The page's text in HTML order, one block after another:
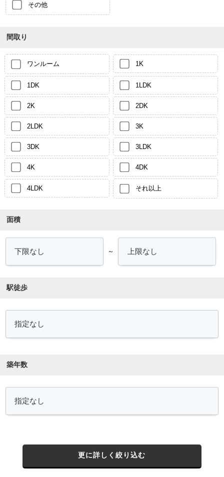
その他
間取り
ワンルーム 1K
1DK 1LDK
2K 2DK
2LDK 3K
3DK 3LDK
4K 4DK
4LDK それ以上
面積
～
駅徒歩
築年数
更に詳しく絞り込む